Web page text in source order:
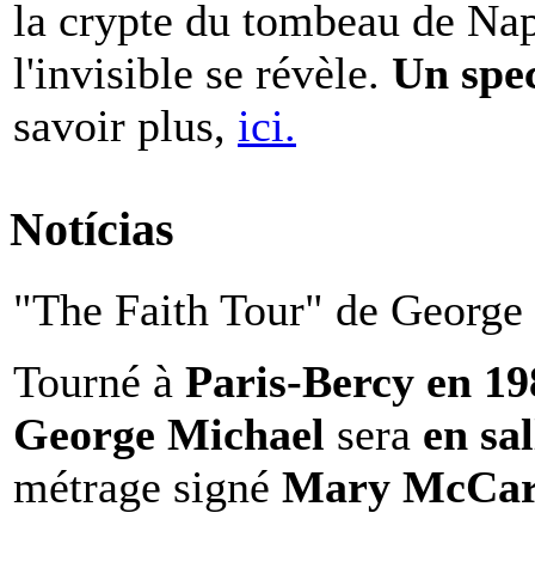
la crypte du tombeau de
l'invisible se révèle. Un
savoir plus, ici.
Notícias
"The Faith Tour" de
Tourné à Paris-Bercy en
George Michael sera en
métrage signé Mary